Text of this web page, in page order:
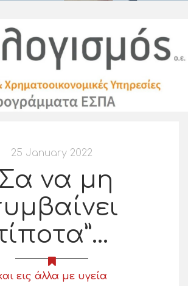
25 January 2022
να μη
εις άλλα με υγεία